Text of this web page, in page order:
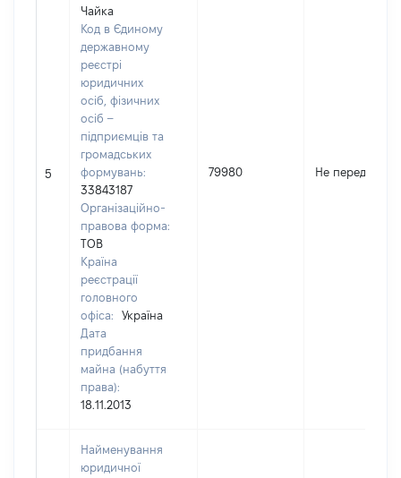
5
Чайка
Код в Єдиному
державному
реєстрі
юридичних
осіб, фізичних
осіб –
підприємців та
громадських
формувань:
33843187
Організаційно-
правова форма:
ТОВ
Країна
реєстрації
головного
офіса:
Україна
Дата
придбання
майна (набуття
права):
18.11.2013
79980 Не передано
Найменування
юридичної